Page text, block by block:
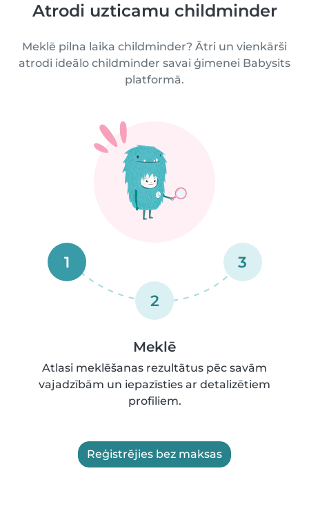
Atrodi uzticamu childminder
Meklē pilna laika childminder? Ātri un vienkārši
atrodi ideālo childminder savai ģimenei Babysits
platformā.
1
2
3
Meklē
Atlasi meklēšanas rezultātus pēc savām
vajadzībām un iepazīsties ar detalizētiem
profiliem.
Reģistrējies bez maksas